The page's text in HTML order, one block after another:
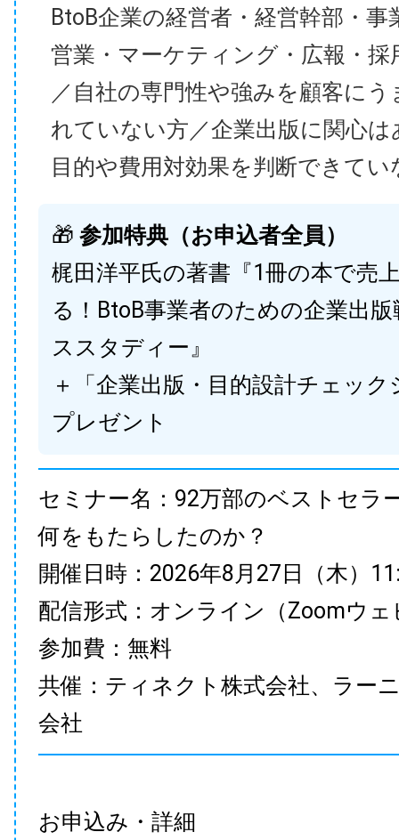
BtoB企業の経営者・経営幹部・事
営業・マーケティング・広報・採
／自社の専門性や強みを顧客に
れていない方／企業出版に関心
目的や費用対効果を判断できてい
🎁 参加特典（お申込者全員）
梶田洋平氏の著書『1冊の本で売
る！BtoB事業者のための企業出
ススタディー』
＋「企業出版・目的設計チェック
プレゼント
セミナー名：92万部のベストセラ
何をもたらしたのか？
開催日時：2026年8月27日（木）
配信形式：オンライン（Zoomウェ
参加費：無料
共催：ティネクト株式会社、ラー
会社
お申込み・詳細